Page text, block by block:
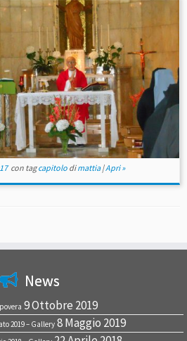
con tagcapitolo dimattia|Apri »
News
9 Ottobre 2019
2019 – Gallery 8 Maggio 2019